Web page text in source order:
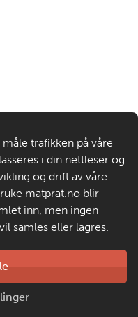
trafikken på våre
i din nettleser og
og drift av våre
matprat.no blir
inn, men ingen
samles eller lagres.